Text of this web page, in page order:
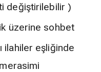
değiştirilebilir )
üzerine sohbet
ilahiler eşliğinde